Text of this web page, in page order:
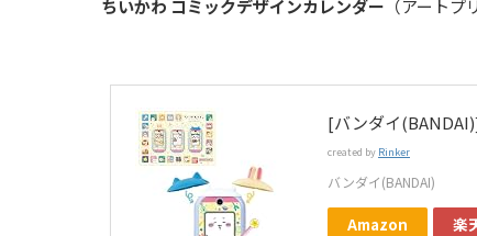
ちいかわ コミックデザインカレンダー （アート
[バンダイ
created by Rinker
バンダイ(BANDAI)
Amazon 楽